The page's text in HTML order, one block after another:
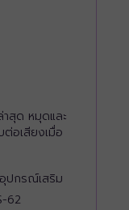
าสุด หมุดและ
ต่อเสียงเมื่อ
อุปกรณ์เสริม
62